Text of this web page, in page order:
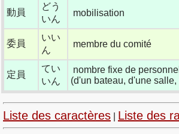
動員
どう
いん
mobilisation
委員
いい
ん
membre du comité
定員
てい
いん
nombre fixe de
(d'un bateau, d'une
Liste des caractères Liste des